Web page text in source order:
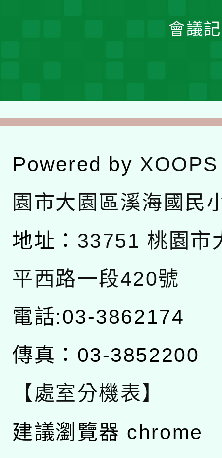
會議
Powered by XOOPS
園市大園區溪海國民
地址： 33751 桃園市
平西路一段420號
電話:03-3862174
傳真：03-3852200
【處室分機表】
建議瀏覽器 chrome